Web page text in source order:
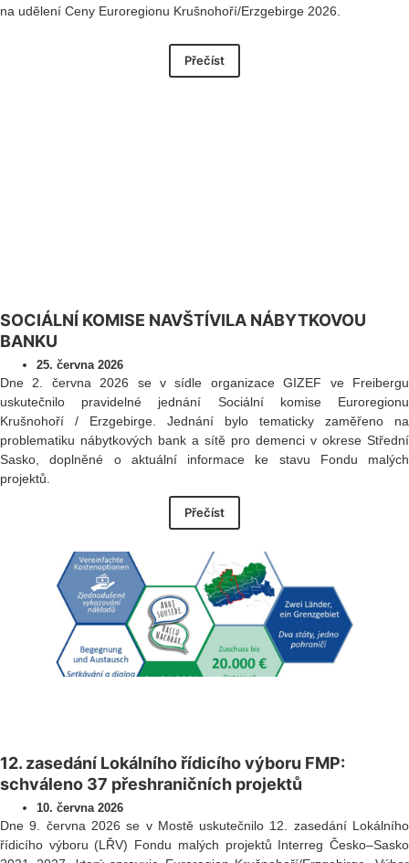
na udělení Ceny Euroregionu Krušnohoří/Erzgebirge 2026.
Přečíst
SOCIÁLNÍ KOMISE NAVŠTÍVILA NÁBYTKOVOU
BANKU
25. června 2026
Dne 2. června 2026 se v sídle organizace GIZEF ve Freibergu
uskutečnilo pravidelné jednání Sociální komise Euroregionu
Krušnohoří / Erzgebirge. Jednání bylo tematicky zaměřeno na
problematiku nábytkových bank a sítě pro demenci v okrese Střední
Sasko, doplněné o aktuální informace ke stavu Fondu malých
projektů.
Přečíst
12. zasedání Lokálního řídicího výboru FMP:
schváleno 37 přeshraničních projektů
10. června 2026
Dne 9. června 2026 se v Mostě uskutečnilo 12. zasedání Lokálního
řídicího výboru (LŘV) Fondu malých projektů Interreg Česko–Sasko